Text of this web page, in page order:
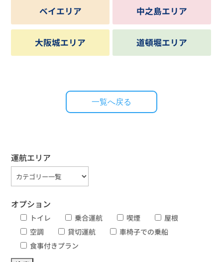
ベイエリア 中之島エリア
大阪城エリア 道頓堀エリア
一覧へ戻る
運航エリア
オプション
トイレ 乗合運航 喫煙
屋根
空調
貸切運航
車椅子での乗船
食事付きプラン